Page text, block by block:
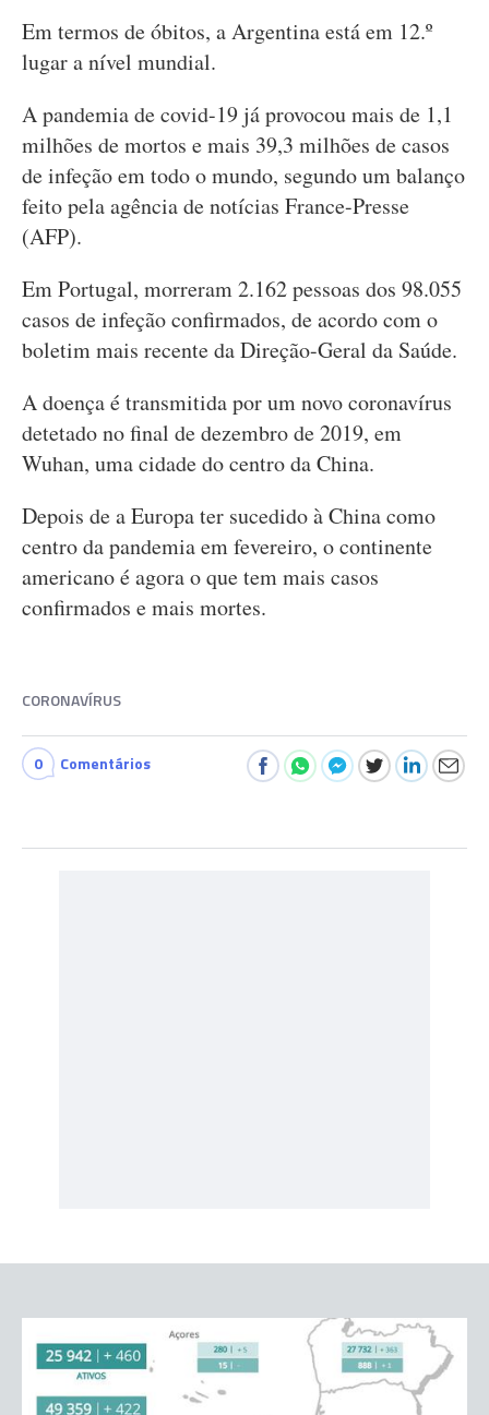
Em termos de óbitos, a Argentina está em 12.º
lugar a nível mundial.
A pandemia de covid-19 já provocou mais de 1,1
milhões de mortos e mais 39,3 milhões de casos
de infeção em todo o mundo, segundo um balanço
feito pela agência de notícias France-Presse
(AFP).
Em Portugal, morreram 2.162 pessoas dos 98.055
casos de infeção confirmados, de acordo com o
boletim mais recente da Direção-Geral da Saúde.
A doença é transmitida por um novo coronavírus
detetado no final de dezembro de 2019, em
Wuhan, uma cidade do centro da China.
Depois de a Europa ter sucedido à China como
centro da pandemia em fevereiro, o continente
americano é agora o que tem mais casos
confirmados e mais mortes.
CORONAVÍRUS
0 Comentários